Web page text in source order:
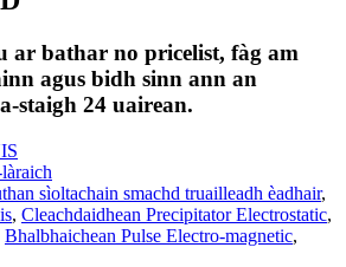
ar bathar no pricelist, fàg am
agus bidh sinn ann an
staigh 24 uairean.
sìoltachain smachd truailleadh èadhair,
, Cleachdaidhean Precipitator Electrostatic,
Bhalbhaichean Pulse Electro-magnetic,